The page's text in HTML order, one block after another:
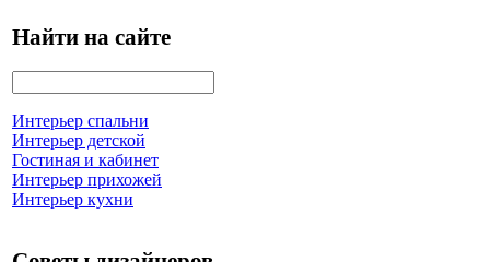
Найти на сайте
Интерьер спальни
Интерьер детской
Гостиная и кабинет
Интерьер прихожей
Интерьер кухни